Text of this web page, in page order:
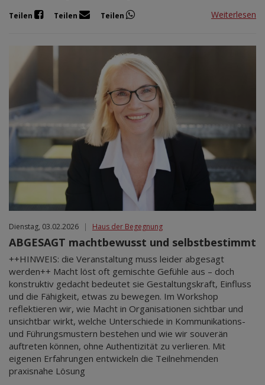
Teilen Teilen Teilen Weiterlesen
Dienstag, 03.02.2026 | Haus der Begegnung
ABGESAGT machtbewusst und selbstbestimmt
++HINWEIS: die Veranstaltung muss leider abgesagt
werden++ Macht löst oft gemischte Gefühle aus – doch
konstruktiv gedacht bedeutet sie Gestaltungskraft, Einfluss
und die Fähigkeit, etwas zu bewegen. Im Workshop
reflektieren wir, wie Macht in Organisationen sichtbar und
unsichtbar wirkt, welche Unterschiede in Kommunikations-
und Führungsmustern bestehen und wie wir souverän
auftreten können, ohne Authentizität zu verlieren. Mit
eigenen Erfahrungen entwickeln die Teilnehmenden
praxisnahe Lösung